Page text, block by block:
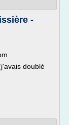
-
doublé